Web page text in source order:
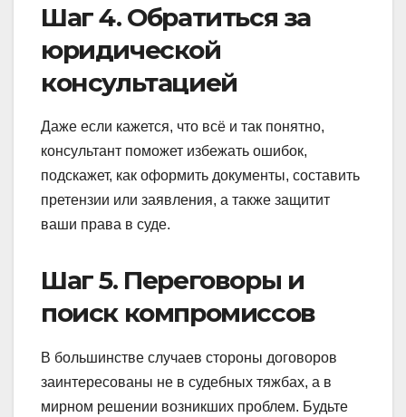
Шаг 4. Обратиться за
юридической
консультацией
Даже если кажется, что всё и так понятно,
консультант поможет избежать ошибок,
подскажет, как оформить документы, составить
претензии или заявления, а также защитит
ваши права в суде.
Шаг 5. Переговоры и
поиск компромиссов
В большинстве случаев стороны договоров
заинтересованы не в судебных тяжбах, а в
мирном решении возникших проблем. Будьте